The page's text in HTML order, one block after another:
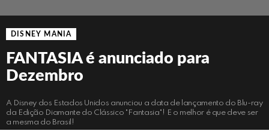
DISNEY MANIA
FANTASIA é anunciado para
Dezembro
A Disney dos Estados Unidos anunciou a data de lançamento do Blu-ray
da Edição Diamante do Clássico "Fantasia"! E o melhor é que deve ser
a mesma do Brasil!